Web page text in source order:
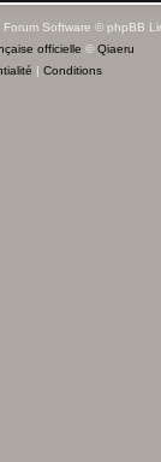
Forum Software © phpBB
officielle © Qiaeru
| Conditions